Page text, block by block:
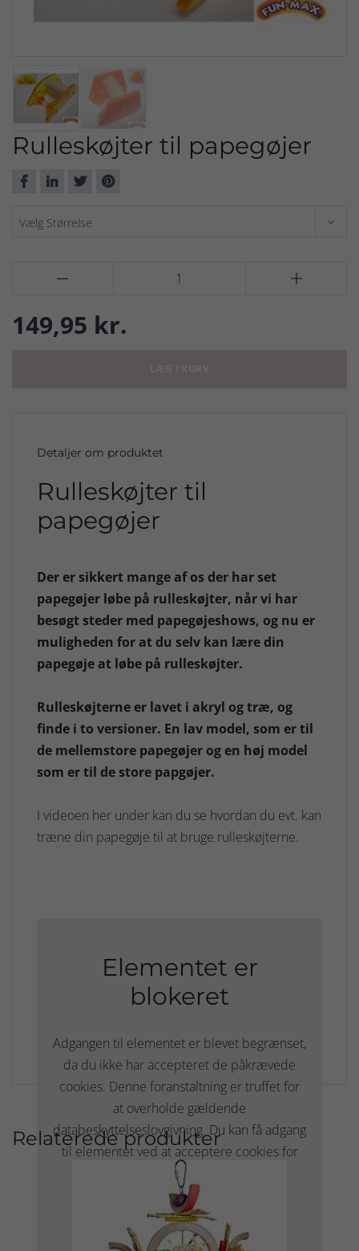
Rulleskøjter til papegøjer
 
149,95 kr.
Detaljer om produktet
Rulleskøjter til
papegøjer
Der er sikkert mange af os der har set
papegøjer løbe på rulleskøjter, når vi har
besøgt steder med papegøjeshows, og nu er
muligheden for at du selv kan lære din
papegøje at løbe på rulleskøjter.
Rulleskøjterne er lavet i akryl og træ, og
finde i to versioner. En lav model, som er til
de mellemstore papegøjer og en høj model
som er til de store papgøjer.
I videoen her under kan du se hvordan du evt. kan
træne din papegøje til at bruge rulleskøjterne.
Elementet er
blokeret
Adgangen til elementet er blevet begrænset,
da du ikke har accepteret de påkrævede
cookies. Denne foranstaltning er truffet for
at overholde gældende
databeskyttelseslovgivning. Du kan få adgang
til elementet ved at acceptere cookies for
elementet.
TILLAD COOKIES
Relaterede produkter